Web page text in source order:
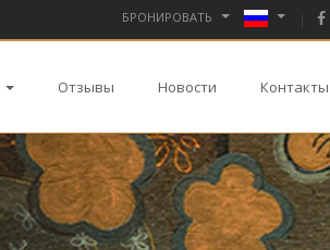
БРОНИРОВАТЬ
Отзывы Новости Контакты